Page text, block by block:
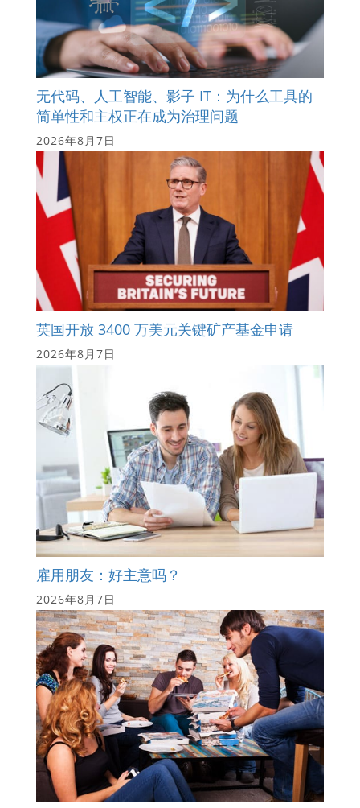
无代码、人工智能、影子 IT：为什么工具的
简单性和主权正在成为治理问题
2026年8月7日
英国开放 3400 万美元关键矿产基金申请
2026年8月7日
雇用朋友：好主意吗？
2026年8月7日